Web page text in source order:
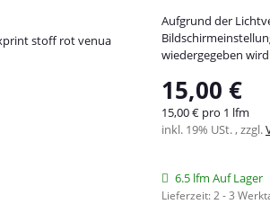
Aufgrund der
wiedergegeben
15,00 €
15,00 € pro 1 lfm
inkl. 19% USt. , zzgl.
6.5 lfm Auf Lager
Lieferzeit:2 - 3